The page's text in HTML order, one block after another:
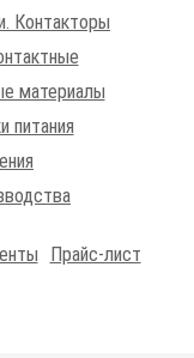
Контакторы
материалы
питания
Прайс-лист